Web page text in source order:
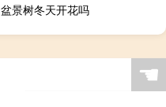
盆景树冬天开花吗
☚